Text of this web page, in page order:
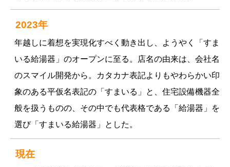
2023年
年越しに着想を実現化すべく動き出し、ようやく「すま
いる給湯器」のオープンに至る。店名の由来は、会社名
のスマイル開発から。カタカナ表記よりもやわらかい印
象のある平仮名表記の「すまいる」と、住宅設備機器全
般を扱うものの、その中でも代表格である「給湯器」を
選び「すまいる給湯器」とした。
現在